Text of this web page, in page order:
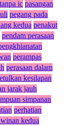
ic pasangan
pegang pada
kedua penakut
pendam perasaan
perampas
perasaan dalam
kesilapan
jarak jauh
simpanan
perhatian
kedua